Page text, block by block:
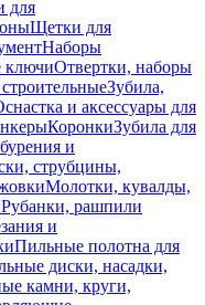
для
Щетки для
Наборы
ключиОтвертки, наборы
Зубила,
и аксессуары для
КоронкиЗубила для
и
струбцины,
Молотки, кувалды,
Рубанки, рашпили
и
Пильные полотна для
диски, насадки,
камни, круги,